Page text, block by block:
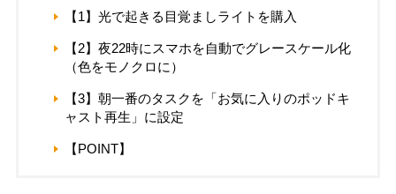
【1】光で起きる目覚ましライトを購入
【2】夜22時にスマホを自動でグレースケール化
（色をモノクロに）
【3】朝一番のタスクを「お気に入りのポッドキ
ャスト再生」に設定
【POINT】